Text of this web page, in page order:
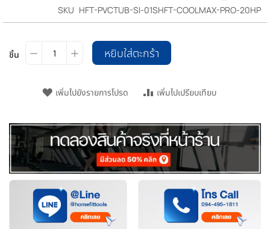
SKU HFT-PVCTUB-SI-01SHFT-COOLMAX-PRO-20HP
ชิ้น หยิบใส่ตะกร้า
เพิ่มไปยังรายการโปรด เพิ่มไปเปรียบเทียบ